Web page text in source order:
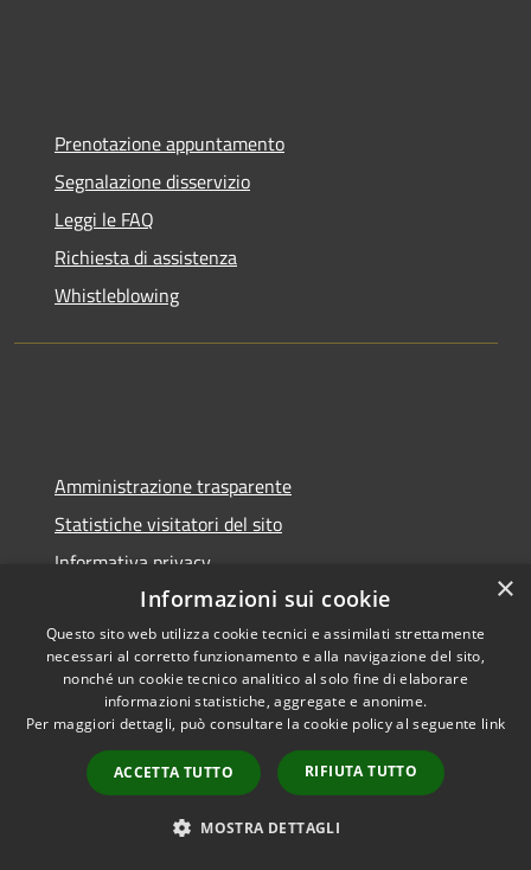
Prenotazione appuntamento
Segnalazione disservizio
Leggi le FAQ
Richiesta di assistenza
Whistleblowing
Amministrazione trasparente
Statistiche visitatori del sito
Informativa privacy
Dichiarazione di accessibilità
Accessibilità
Copyright © 2026 • Comune di
Pontelongo • Powered by
×
Informazioni sui cookie
Questo sito web utilizza cookie tecnici e assimilati strettamente
necessari al corretto funzionamento e alla navigazione del sito,
nonché un cookie tecnico analitico al solo fine di elaborare
informazioni statistiche, aggregate e anonime.
Per maggiori dettagli, può consultare la cookie policy al seguente link
ACCETTA TUTTO RIFIUTA TUTTO
MOSTRA DETTAGLI